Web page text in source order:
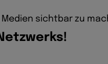
sichtbar zu